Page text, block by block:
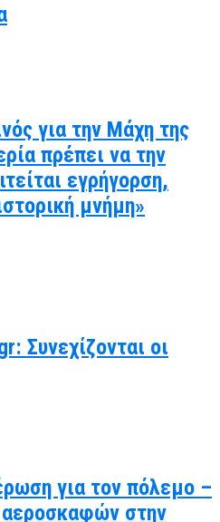
για την Μάχη της
πρέπει να την
εγρήγορση,
μνήμη»
Συνεχίζονται οι
για τον πόλεμο –
αεροσκαφών στην